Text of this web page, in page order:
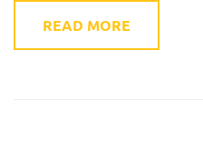
READ MORE